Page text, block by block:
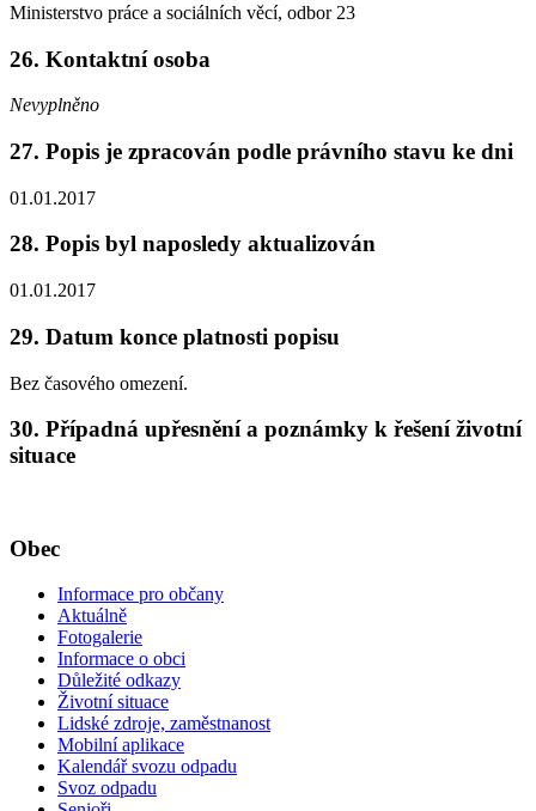
Ministerstvo práce a sociálních věcí, odbor 23
26. Kontaktní osoba
Nevyplněno
27. Popis je zpracován podle právního stavu ke dni
01.01.2017
28. Popis byl naposledy aktualizován
01.01.2017
29. Datum konce platnosti popisu
Bez časového omezení.
30. Případná upřesnění a poznámky k řešení životní
situace
Obec
Informace pro občany
Aktuálně
Fotogalerie
Informace o obci
Důležité odkazy
Životní situace
Lidské zdroje, zaměstnanost
Mobilní aplikace
Kalendář svozu odpadu
Svoz odpadu